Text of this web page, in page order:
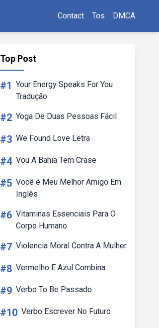
Contact Tos DMCA
Top Post
#1 Your Energy Speaks For You
Tradução
#2 Yoga De Duas Pessoas Fácil
#3 We Found Love Letra
#4 Vou A Bahia Tem Crase
#5 Você é Meu Melhor Amigo Em
Inglês
#6 Vitaminas Essenciais Para O
Corpo Humano
#7 Violencia Moral Contra A Mulher
#8 Vermelho E Azul Combina
#9 Verbo To Be Passado
#10 Verbo Escrever No Futuro